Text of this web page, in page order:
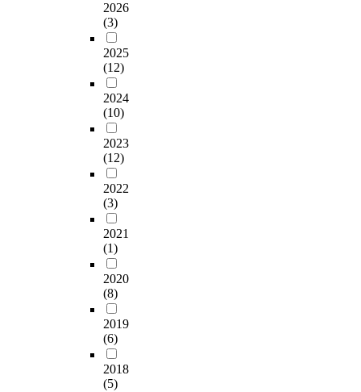
2026
(3)
2025
(12)
2024
(10)
2023
(12)
2022
(3)
2021
(1)
2020
(8)
2019
(6)
2018
(5)